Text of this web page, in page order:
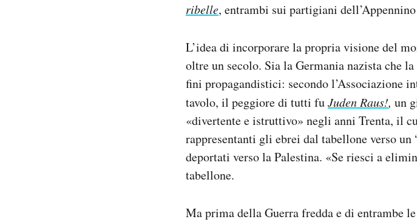
ribelle, entrambi sui partigiani
L’idea di incorporare la propria visione del
oltre un secolo. Sia la Germania nazista che la
fini propagandistici: secondo l’Associazione
tavolo, il peggiore di tutti fuJuden Raus!, un
«divertente e istruttivo» negli anni Trenta, il
rappresentanti gli ebrei dal tabellone verso
deportati verso la Palestina. «Se riesci a
tabellone.
Ma prima della Guerra fredda e di entrambe